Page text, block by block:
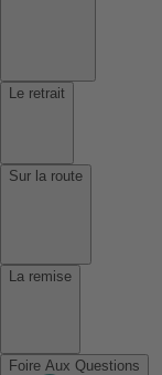
Le retrait
Sur la route
La remise
Foire Aux Questions